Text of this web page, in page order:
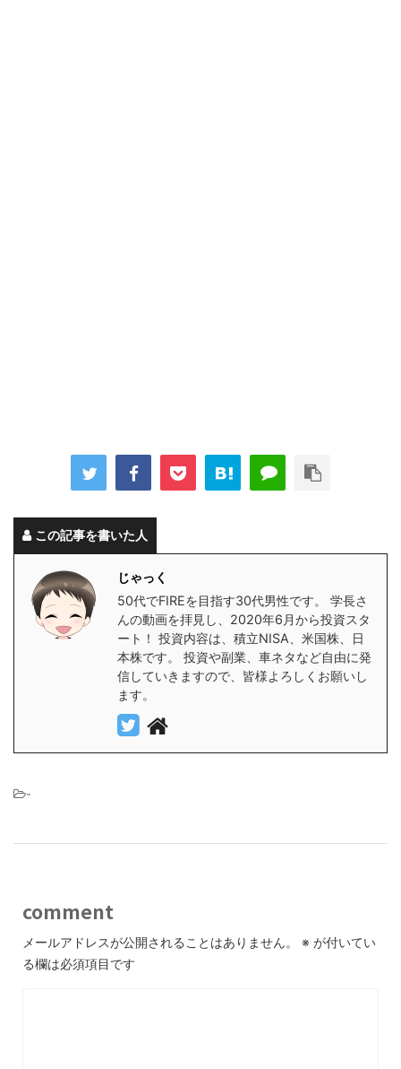
この記事を書いた人
じゃっく
50代でFIREを目指す30代男性です。 学長さ
んの動画を拝見し、2020年6月から投資スタ
ート！ 投資内容は、積立NISA、米国株、日
本株です。 投資や副業、車ネタなど自由に発
信していきますので、皆様よろしくお願いし
ます。
-
comment
メールアドレスが公開されることはありません。 ※ が付いてい
る欄は必須項目です